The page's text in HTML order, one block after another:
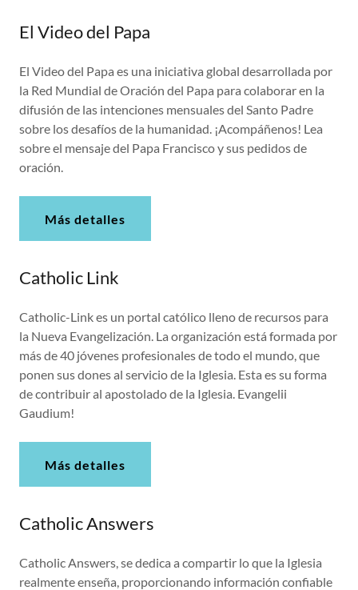
El Video del Papa
El Video del Papa es una iniciativa global desarrollada por
la Red Mundial de Oración del Papa para colaborar en la
difusión de las intenciones mensuales del Santo Padre
sobre los desafíos de la humanidad. ¡Acompáñenos! Lea
sobre el mensaje del Papa Francisco y sus pedidos de
oración.
Más detalles
Catholic Link
Catholic-Link es un portal católico lleno de recursos para
la Nueva Evangelización. La organización está formada por
más de 40 jóvenes profesionales de todo el mundo, que
ponen sus dones al servicio de la Iglesia. Esta es su forma
de contribuir al apostolado de la Iglesia. Evangelii
Gaudium!
Más detalles
Catholic Answers
Catholic Answers, se dedica a compartir lo que la Iglesia
realmente enseña, proporcionando información confiable